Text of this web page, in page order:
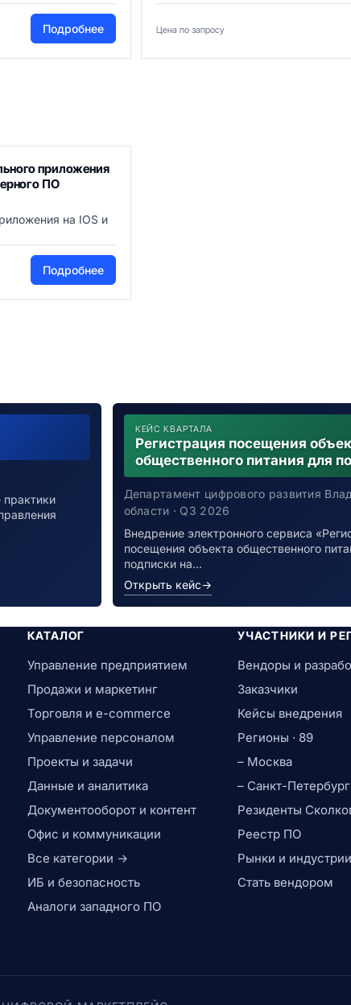
Подробнее Цена по запросу
приложения
ПО
на IOS и
Подробнее
КЕЙС КВАРТАЛА
Регистрация посещения
общественного питания для
уведомления о возможном
заболевшим новой
инфекцией
Департамент цифрового развития
области · Q3 2026
Внедрение электронного сервиса
посещения объекта общественного
подписки на…
Открыть кейс→
КАТАЛОГ
Управление предприятием
Продажи и маркетинг
Торговля и e-commerce
Управление персоналом
Проекты и задачи
Данные и аналитика
Документооборот и контент
Офис и коммуникации
Все категории →
ИБ и безопасность
Аналоги западного ПО
УЧАСТНИКИ И
Вендоры и
Заказчики
Кейсы внедрения
Регионы · 89
– Москва
– Санкт-Петербург
Резиденты
Реестр ПО
Рынки и индустрии
Стать вендором